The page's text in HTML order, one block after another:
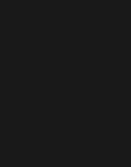
nueva ventana)
nueva ventana)